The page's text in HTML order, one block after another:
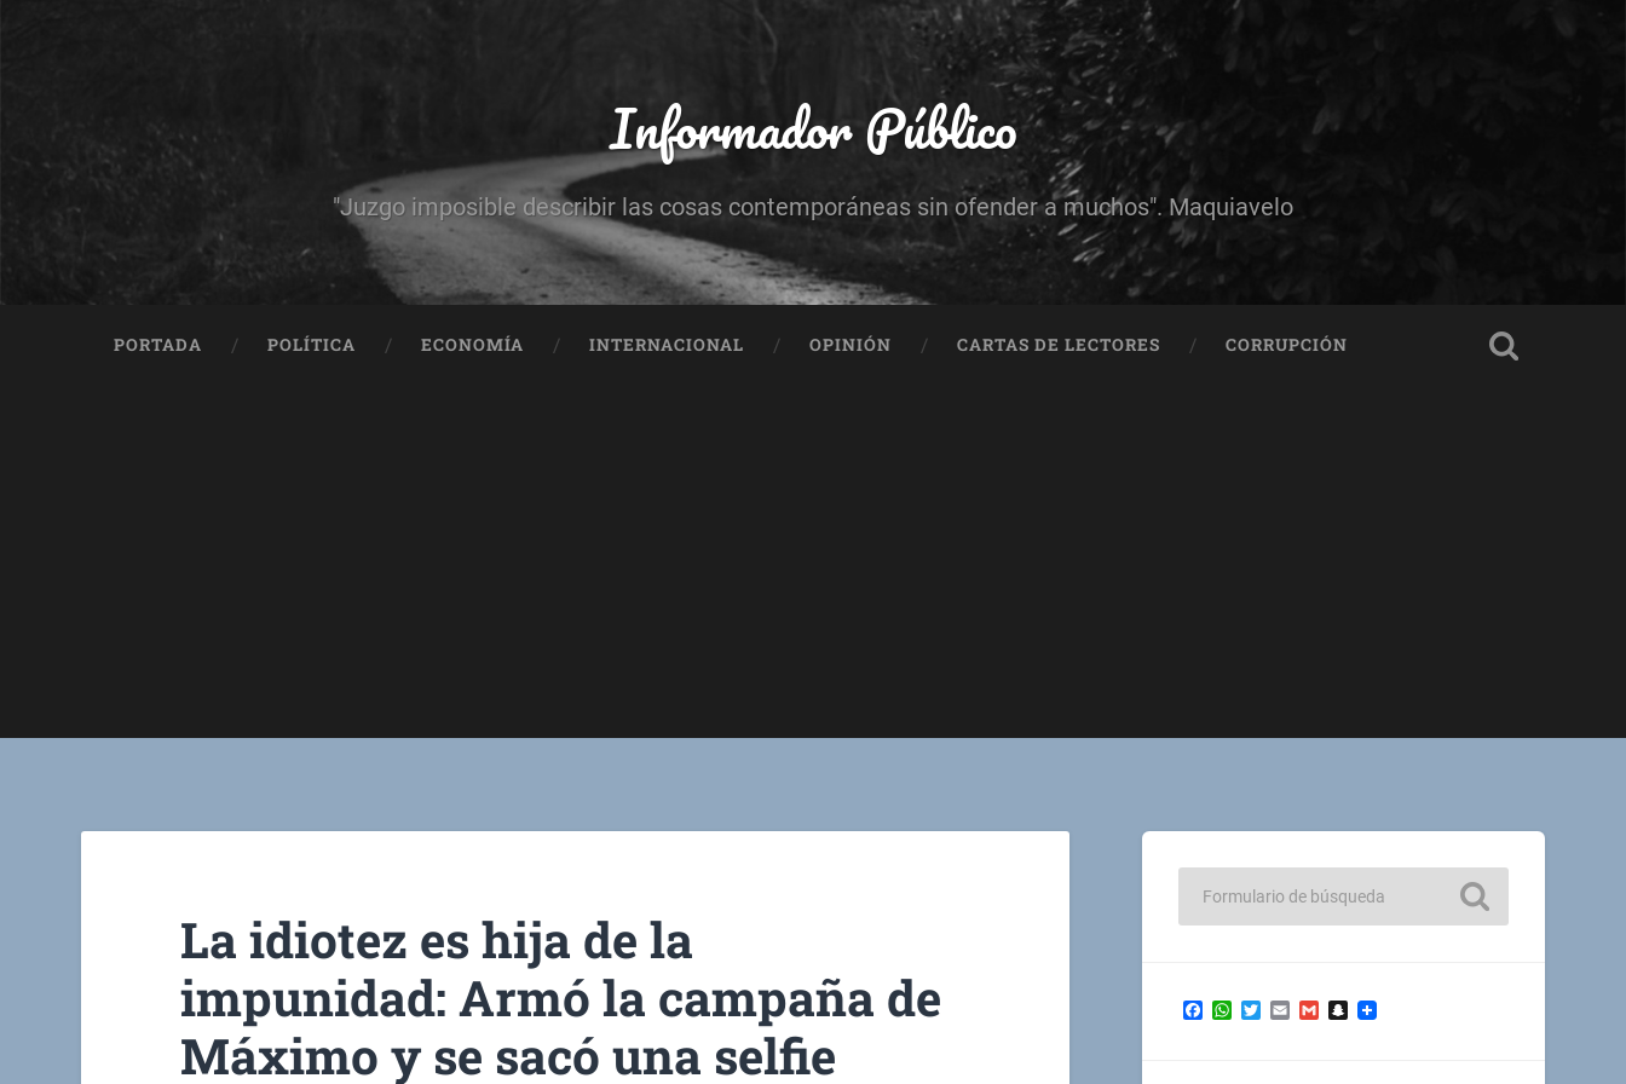
Informador Público
"Juzgo imposible describir las cosas contemporáneas sin ofender a muchos". Maquiavelo
PORTADA POLÍTICA ECONOMÍA INTERNACIONAL OPINIÓN CARTAS DE LECTORES CORRUPCIÓN
La idiotez es hija de la
impunidad: Armó la campaña de
Máximo y se sacó una selfie
Facebook
WhatsApp
TwitterEmailGmailSnapchat